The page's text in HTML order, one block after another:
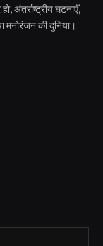
अंतर्राष्ट्रीय घटनाएँ,
मनोरंजन की दुनिया।